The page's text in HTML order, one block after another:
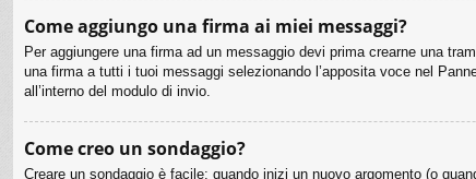
Come aggiungo una firma ai miei messaggi?
Per aggiungere una firma ad un messaggio devi prima crearne una
una firma a tutti i tuoi messaggi selezionando l’apposita voce nel
all’interno del modulo di invio.
Come creo un sondaggio?
Creare un sondaggio è facile: quando inizi un nuovo argomento (o